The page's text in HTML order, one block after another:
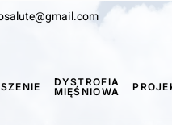
DYSTROFIA
MIĘŚNIOWA